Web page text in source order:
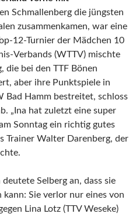
Schmallenberg die jüngsten
zusammenkamen, war eine
12-Turnier der Mädchen 10
Verbands (WTTV) mischte
die bei den TTF Bönen
aber ihre Punktspiele in
Bad Hamm bestreitet, schloss
„Ina hat zuletzt eine super
Sonntag ein richtig gutes
Trainer Walter Darenberg, der
Selberg an, dass sie
kann: Sie verlor nur eines von
Lina Lotz (TTV Weseke)